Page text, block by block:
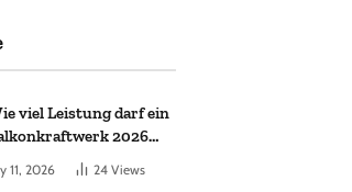
viel Leistung darf ein
2026
11, 2026 24 Views